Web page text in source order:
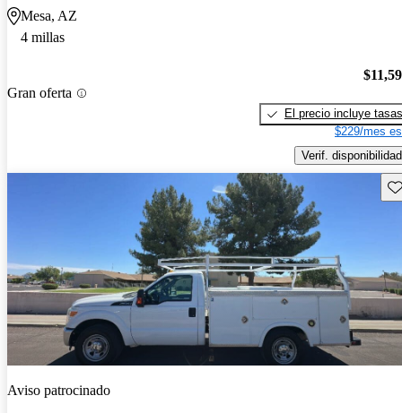
Mesa, AZ
4 millas
Gran oferta
El precio incluye tasas
$229/mes
Verif. disponibilidad
Aviso patrocinado